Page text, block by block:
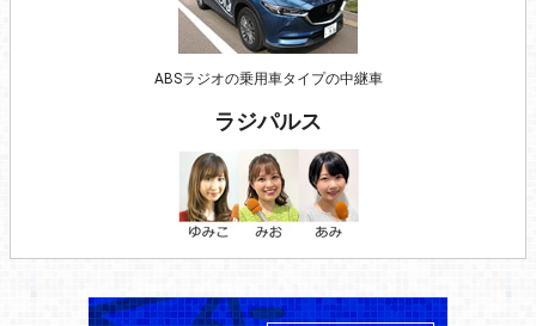
ABSラジオの乗用車タイプの中継車
ラジパルス